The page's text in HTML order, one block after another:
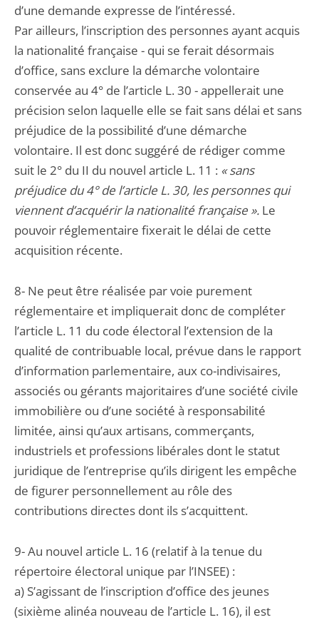
d’une demande expresse de l’intéressé.
Par ailleurs, l’inscription des personnes ayant acquis
la nationalité française - qui se ferait désormais
d’office, sans exclure la démarche volontaire
conservée au 4° de l’article L. 30 - appellerait une
précision selon laquelle elle se fait sans délai et sans
préjudice de la possibilité d’une démarche
volontaire. Il est donc suggéré de rédiger comme
suit le 2° du II du nouvel article L. 11 : « sans
préjudice du 4° de l’article L. 30, les personnes qui
viennent d’acquérir la nationalité française ». Le
pouvoir réglementaire fixerait le délai de cette
acquisition récente.
8- Ne peut être réalisée par voie purement
réglementaire et impliquerait donc de compléter
l’article L. 11 du code électoral l’extension de la
qualité de contribuable local, prévue dans le rapport
d’information parlementaire, aux co-indivisaires,
associés ou gérants majoritaires d’une société civile
immobilière ou d’une société à responsabilité
limitée, ainsi qu’aux artisans, commerçants,
industriels et professions libérales dont le statut
juridique de l’entreprise qu’ils dirigent les empêche
de figurer personnellement au rôle des
contributions directes dont ils s’acquittent.
9- Au nouvel article L. 16 (relatif à la tenue du
répertoire électoral unique par l’INSEE) :
a) S’agissant de l’inscription d’office des jeunes
(sixième alinéa nouveau de l’article L. 16), il est